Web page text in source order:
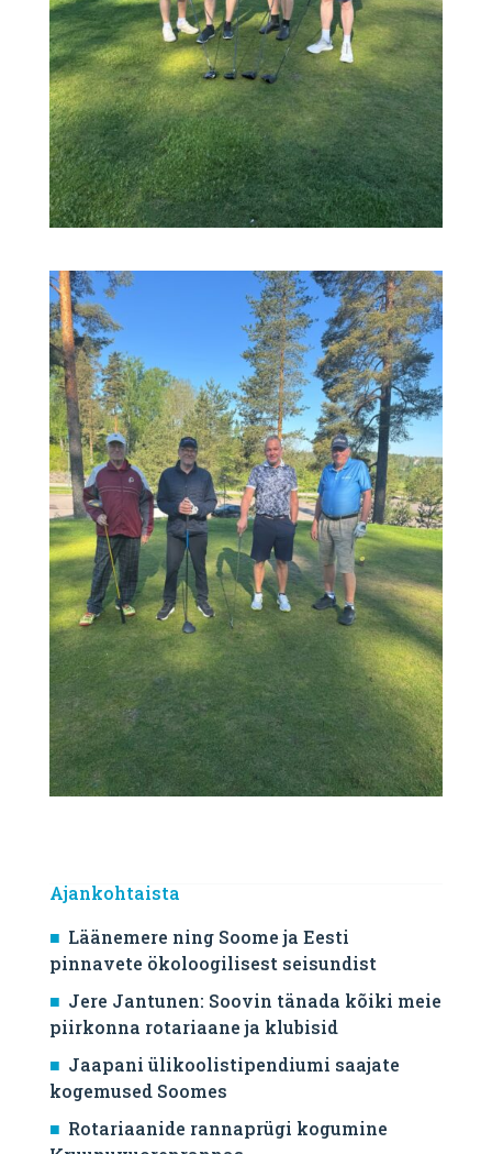
Ajankohtaista
Läänemere ning Soome ja Eesti
pinnavete ökoloogilisest seisundist
Jere Jantunen: Soovin tänada kõiki meie
piirkonna rotariaane ja klubisid
Jaapani ülikoolistipendiumi saajate
kogemused Soomes
Rotariaanide rannaprügi kogumine